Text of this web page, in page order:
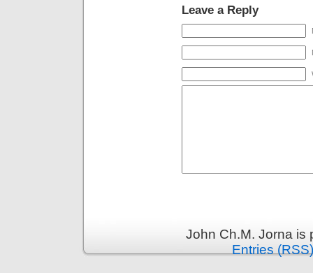
Leave a Reply
John Ch.M. Jorna
Entries (RSS)